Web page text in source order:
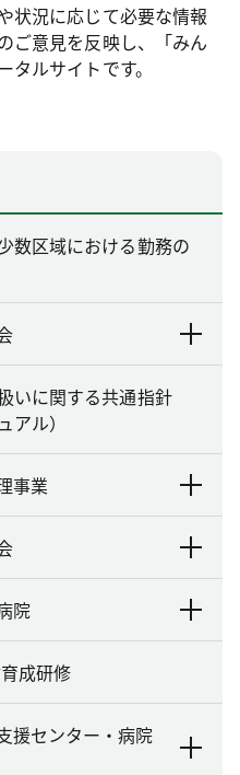
状況に応じて必要な情報
ご意見を反映し、「みん
ルサイトです。
数区域における勤務の
いに関する共通指針
アル）
事業
院
成研修
援センター・病院